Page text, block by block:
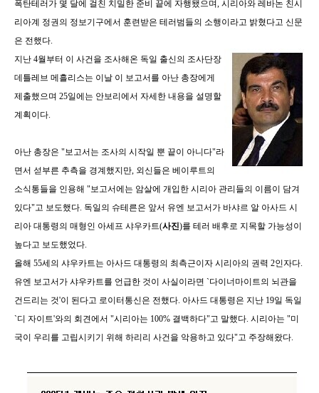
폭탄테러가 몇 달에 걸친 치밀한 준비 끝에 자행됐으며, 시리아와 레바논 친시
리아계 정권의 정보기구에서 훈련받은 테러범들의 소행이라고 밝혔다고 신문
은 전했다.
지난 4월부터 이 사건을 조사해온 독일 출신의 조사단장
데틀레브 메흘리스는 이날 이 보고서를 아난 총장에게
제출했으며 25일에는 안보리에서 자세한 내용을 설명할
계획이다.
아난 총장은 "보고서는 조사의 시작일 뿐 끝이 아니다"라
면서 섣부른 추측을 경계했지만, 외신들은 베이루트의
소식통들을 인용해 "보고서에는 암살에 개입한 시리아 관리들의 이름이 담겨
있다"고 보도했다. 독일의 슈테른은 앞서 유엔 보고서가 바샤르 알 아사드 시
리아 대통령의 매형인 아세프 샤우카트(사진)를 테러 배후로 지목할 가능성이
높다고 보도했었다.
올해 55세의 샤우카트는 아사드 대통령의 최측근이자 시리아의 권력 2인자다.
유엔 보고서가 샤우카트를 언급한 것이 사실이라면 `다이너마이트의 뇌관을
건드리는 것'이 된다고 로이터통신은 전했다. 아사드 대통령은 지난 19일 독일
`디 자이트'와의 회견에서 "시리아는 100% 결백하다"고 말했다. 시리아는 "미
국이 우리를 고립시키기 위해 하리리 사건을 악용하고 있다"고 주장해왔다.